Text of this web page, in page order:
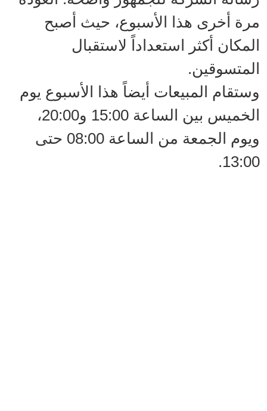
مرة أخرى هذا الأسبوع، حيث أصبح
المكان أكثر استعداداً لاستقبال
المتسوقين.
وستقام المبيعات أيضاً هذا الأسبوع يوم
الخميس بين الساعة 15:00 و20:00،
ويوم الجمعة من الساعة 08:00 حتى
13:00.